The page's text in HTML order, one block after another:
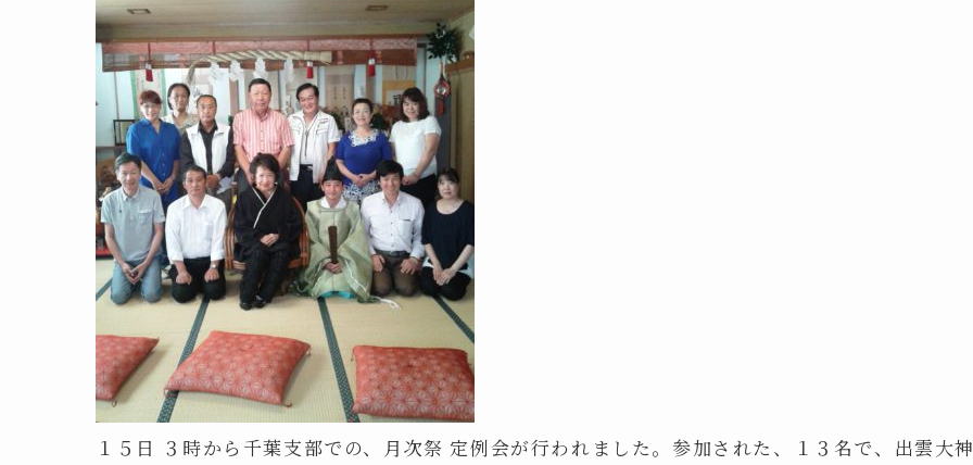
１５日 ３時から千葉支部での、月次祭 定例会が行われました。参加された、１３名で、出雲大